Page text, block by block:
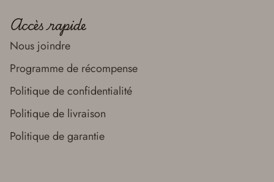
Accès rapide
Nous joindre
Programme de récompense
Politique de confidentialité
Politique de livraison
Politique de garantie